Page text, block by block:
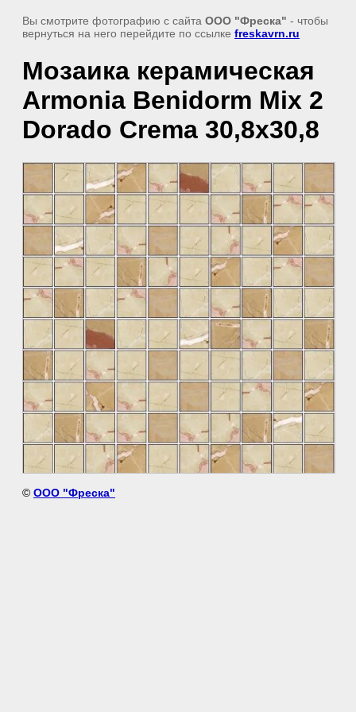
Вы смотрите фотографию с сайта ООО "Фреска" - чтобы
вернуться на него перейдите по ссылке freskavrn.ru
Мозаика керамическая
Armonia Benidorm Mix 2
Dorado Crema 30,8x30,8
© ООО "Фреска"